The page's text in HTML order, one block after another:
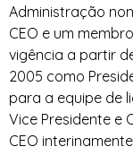
Administração
CEO e um
vigência a partir
2005 como
para a equipe de
Vice Presidente e
CEO